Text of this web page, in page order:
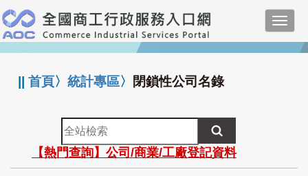
跳
到
主
要
:::
||首頁〉統計專區〉 閉鎖性公司名錄
全
站
檢
索
【熱門查詢】公司/商業/工廠登記資料